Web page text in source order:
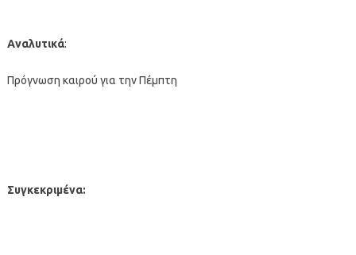
Αναλυτικά:
Πρόγνωση καιρού για την Πέμπτη
Συγκεκριμένα: